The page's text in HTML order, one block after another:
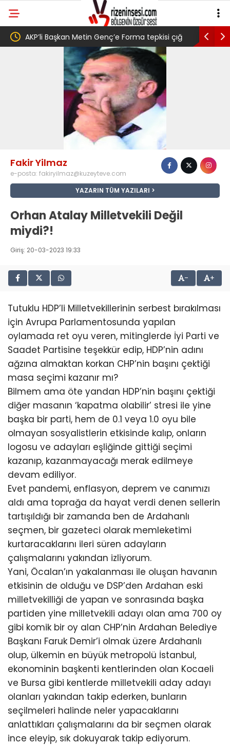
AKP’li Başkan Metin Genç’e Forma tepkisi çığ
gibi: Dilek Ilgın Ela adlı yurttaş ise ” Genç,
köyünde babasının toprağını satarak
Trabzonspor 6.661 forma almış” dedi
Salah
Fakir Yilmaz
e-posta: fakiryilmaz@kuzeyteve.com
YAZARIN TÜM YAZILARI
Orhan Atalay Milletvekili Değil
miydi?!
Giriş: 20-03-2023 19:33
- +
Tutuklu HDP’li Milletvekillerinin serbest bırakılması
için Avrupa Parlamentosunda yapılan
oylamada ret oyu veren, mitinglerde İyi Parti ve
Saadet Partisine teşekkür edip, HDP’nin adını
ağzına almaktan korkan CHP’nin başını çektiği
masa seçimi kazanır mı?
Bilmem ama öte yandan HDP’nin başını çektiği
diğer masanın ‘kapatma olabilir’ stresi ile yine
başka bir parti, hem de 0.1 veya 1.0 oyu bile
olmayan sosyalistlerin etkisinde kalıp, onların
logosu ve adayları eşliğinde gittiği seçimi
kazanıp, kazanmayacağı merak edilmeye
devam ediliyor.
Evet pandemi, enflasyon, deprem ve canımızı
aldı ama toprağa da hayat verdi denen sellerin
tartışıldığı bir zamanda ben de Ardahanlı
seçmen, bir gazeteci olarak memleketimi
kurtaracaklarını ileri süren adayların
çalışmalarını yakından izliyorum.
Yani, Öcalan’ın yakalanması ile oluşan havanın
etkisinin de olduğu ve DSP’den Ardahan eski
milletvekilliği de yapan ve sonrasında başka
partiden yine milletvekili adayı olan ama 700 oy
gibi komik bir oy alan CHP’nin Ardahan Belediye
Başkanı Faruk Demir’i olmak üzere Ardahanlı
olup, ülkemin en büyük metropolü İstanbul,
ekonominin başkenti kentlerinden olan Kocaeli
ve Bursa gibi kentlerde milletvekili aday adayı
olanları yakından takip ederken, bunların
seçilmeleri halinde neler yapacaklarını
anlattıkları çalışmalarını da bir seçmen olarak
ince eleyip, sık dokuyarak takip ediyorum.